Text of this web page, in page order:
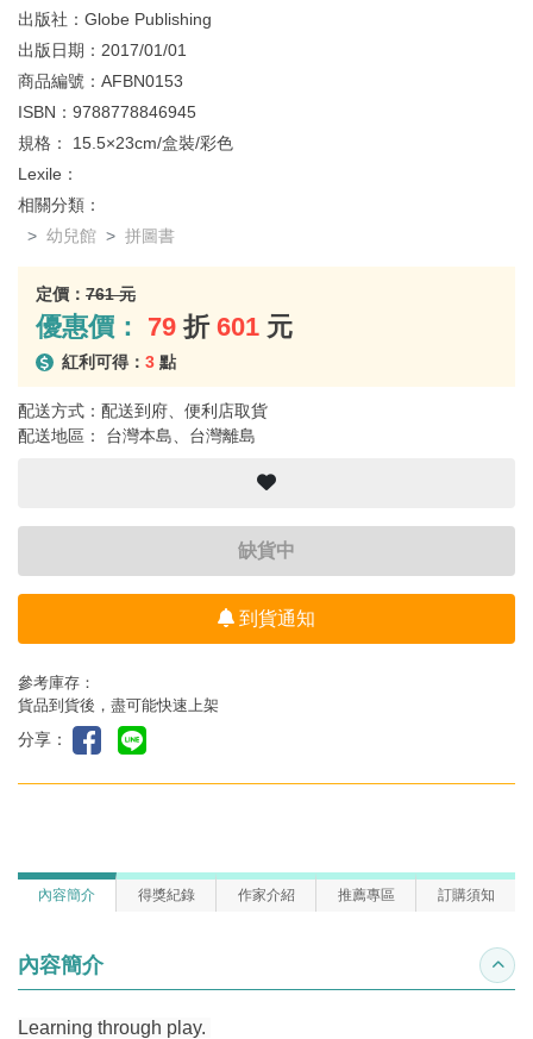
出版社： Globe Publishing
出版日期： 2017/01/01
商品編號： AFBN0153
ISBN： 9788778846945
規格： 15.5×23cm/盒裝/彩色
Lexile：
相關分類：
幼兒館
拼圖書
定價： 761 元
優惠價： 79 折 601 元
紅利可得： 3 點
配送方式：配送到府、便利店取貨
配送地區： 台灣本島、台灣離島
缺貨中
到貨通知
參考庫存：
貨品到貨後，盡可能快速上架
分享：
內容簡介 得獎紀錄 作家介紹 推薦專區 訂購須知
內容簡介 收合
Learning through play.